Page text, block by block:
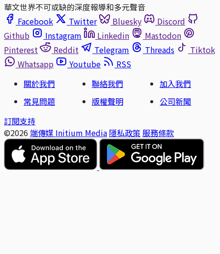
華文世界不可或缺的深度報導和多元聲音
Facebook
Twitter Bluesky
Discord
Github
Instagram Linkedin
Mastodon
Pinterest
Reddit Telegram Threads
Tiktok
Whatsapp
Youtube
RSS
關於我們
聯絡我們
加入我們
常見問題
版權聲明
公司新聞
訂閱支持
©2026 端傳媒 Initium Media 隱私政策 服務條款